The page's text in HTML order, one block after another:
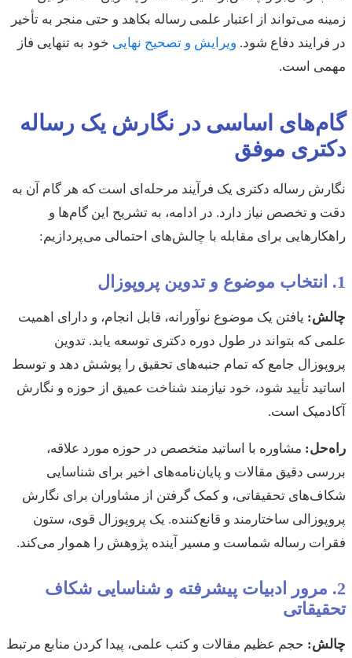
زمینه می‌تواند از اعتبار علمی رساله بکاهد و حتی منجر به تأخیر
در فرایند دفاع شود. ویرایش و تصحیح نهایی خود به تنهایی فاز
مهمی است.
گام‌های اساسی در نگارش یک رساله
دکتری موفق
نگارش رساله دکتری یک فرآیند مرحله‌ای است که هر گام آن به
دقت و تخصص نیاز دارد. در ادامه، به تشریح این گام‌ها و
راهکارهایی برای مقابله با چالش‌های احتمالی می‌پردازیم:
1. انتخاب موضوع و تدوین پروپوزال
چالش: یافتن یک موضوع نوآورانه، قابل انجام، و دارای اهمیت
علمی که بتواند در طول دوره دکتری توسعه یابد. تدوین
پروپوزال جامع که تمام جنبه‌های تحقیق را پوشش دهد و توسط
اساتید تأیید شود، خود نیازمند شناخت عمیق از حوزه و نگارش
آکادمیک است.
راه‌حل: مشاوره با اساتید متخصص در حوزه مورد علاقه،
بررسی دقیق مقالات و پایان‌نامه‌های اخیر برای شناسایی
شکاف‌های تحقیقاتی، و کمک گرفتن از مشاوران برای نگارش
پروپوزالی ساختارمند و قانع‌کننده. یک پروپوزال قوی، ستون
فقرات رساله شماست و مسیر آینده پژوهش را هموار می‌کند.
2. مرور ادبیات پیشرفته و شناسایی شکاف
تحقیقاتی
چالش: حجم عظیم مقالات و کتب علمی، پیدا کردن منابع مرتبط